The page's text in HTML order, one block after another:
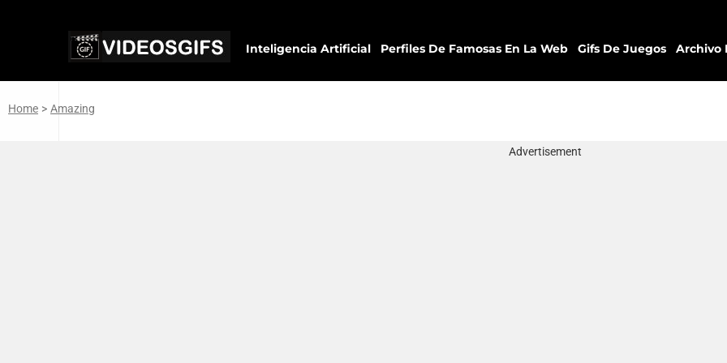
Inteligencia Artificial Perfiles De Famosas En La Web Gifs De Juegos Archivo
Home > Amazing
Advertisement